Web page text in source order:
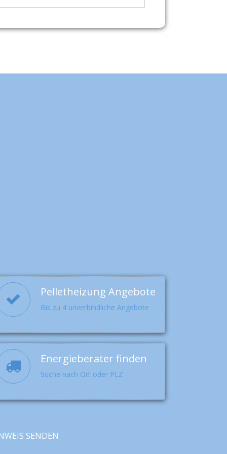
Pelletheizung Angebote
Bis zu 4 unverbindliche Angebote
Energieberater finden
Suche nach Ort oder PLZ
SENDEN